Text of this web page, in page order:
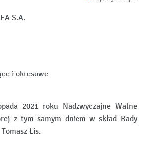
S.A.
i okresowe
2021 roku Nadzwyczajne Walne
z tym samym dniem w skład Rady
Lis.